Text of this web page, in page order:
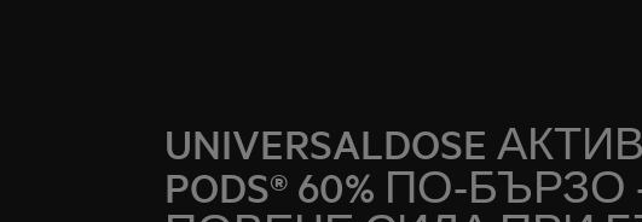
UNIVERSALDOSE
PODS® 60% ПО-БЪРЗО